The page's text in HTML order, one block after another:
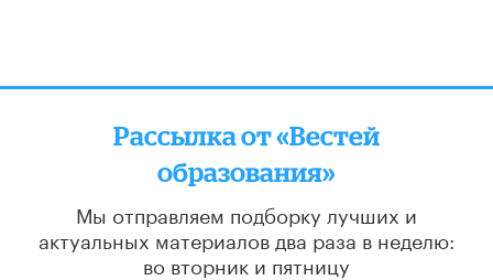
Рассылка от «Вестей
образования»
Мы отправляем подборку лучших и
актуальных материалов два раза в неделю:
во вторник и пятницу